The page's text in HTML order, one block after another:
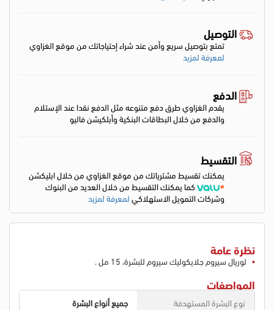
التوصيل
تمتع بتوصيل سريع وأمن عند شراء إحتياجاتك من موقع الغزاوي
لمعرفة لمزيد
الدفع
يقدم الغزاوي طرق دفع متنوعه مثل الدفع نقدا عند الإستلام
والدفع من خلال البطاقات البنكية وأبلكيشن فاليو
التقسيط
يمكنك تقسيط مشترياتك من موقع الغزاوي من خلال ابليكشن
كما يمكنك التقسيط من خلال العديد من البنوك
وشركات التمويل الاستهلاكيلمعرفة لمزيد
نظرة عامة
لوريال سيروم جلايكوليك سيروم للبشرة، 15 مل .
المواصفات
نوع البشرة المستهدفة
جميع أنواع البشرة